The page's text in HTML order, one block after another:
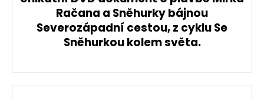
Račana a Sněhurky bájnou
Severozápadní cestou, z cyklu Se
Sněhurkou kolem světa.